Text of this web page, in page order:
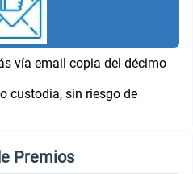
vía email copia del décimo
custodia, sin riesgo de
Premios